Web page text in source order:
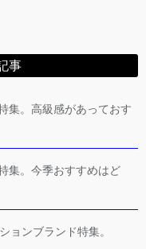
事
集。高級感があっておす
集。今季おすすめはど
ョンブランド特集。